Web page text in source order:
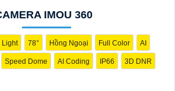
IMOU 360
Light 78° Hồng Ngoại Full Color AI
Speed Dome AI Coding IP66 3D DNR